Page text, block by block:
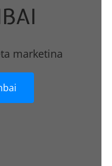
marketina